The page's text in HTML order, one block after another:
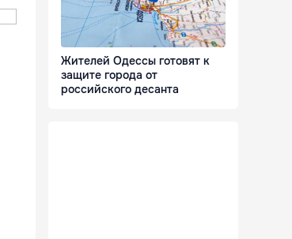
Жителей Одессы готовят к
защите города от
российского десанта